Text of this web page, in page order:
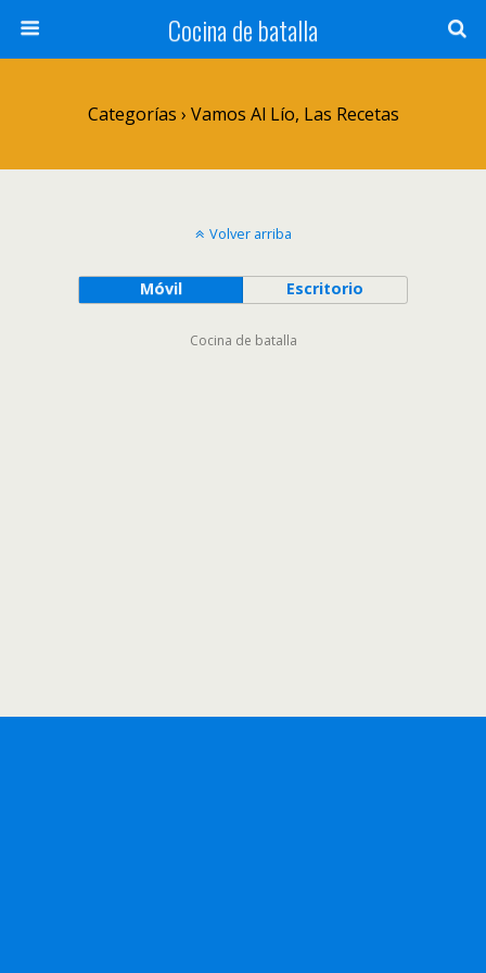
Cocina de batalla
Categorías › Vamos Al Lío, Las Recetas
Volver arriba
Móvil Escritorio
Cocina de batalla